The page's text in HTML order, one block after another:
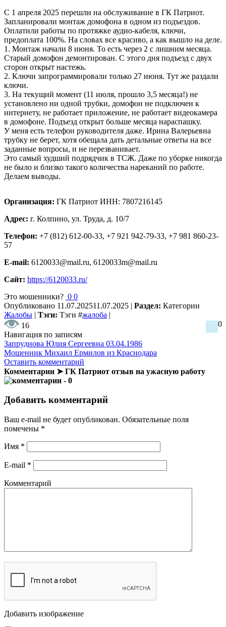
С 1 апреля 2025 перешли на обслуживание в ГК Патриот.
Запланировали монтаж домофона в одном из подъездов.
Оплатили работы по протяжке аудио-кабеля, ключи,
предоплата 100%. На словах все красиво, а как вышло на деле.
1. Монтаж начали 8 июня. То есть через 2 с лишним месяца.
Старый домофон демонтирован. С этого дня подъезд с двух
сторон открыт настежь.
2. Ключи запрограммировали только 27 июня. Тут же раздали
ключи.
3. На текущий момент (11 июля, прошло 3,5 месяца!) не
установлено ни одной трубки, домофон не подключен к
интернету, не работает приложение, не работает видеокамера
в домофоне. Подъезд открыт больше месяца нараспашку.
У меня есть телефон руководителя даже. Ирина Валерьевна
трубку не берет, хотя обещала дать детальные ответы на все
заданные вопросы, и не перезванивает.
Это самый худший подрядчик в ТСЖ. Даже по уборке никогда
не было и близко такого количества нареканий по работе.
Делаем выводы.
Организация: ГК Патриот ИНН: 7807216145
Адрес: г. Колпино, ул. Труда, д. 10/7
Телефон: +7 (812) 612-00-33, +7 921 942-79-33, +7 981 860-23-
57
E-mail: 6120033@mail.ru, 6120033m@mail.ru
Сайт: https://6120033.ru/
Это мошенники? 0 0
Опубликовано 11.07.202511.07.2025 | Раздел: Категории
Жалобы | Тэги: Тэги #жалоба |
16
0
Навигация по записям
Запруднова Юлия Сергеевна 03.04.1986
Мошенник Михаил Ермилов из Краснодара
Оставить комментарий
Комментарии ➤ ГК Патриот отзыв на ужасную работу
- 0
Добавить комментарий
Ваш e-mail не будет опубликован. Обязательные поля
помечены *
Имя *
E-mail *
Комментарий
Добавить изображение